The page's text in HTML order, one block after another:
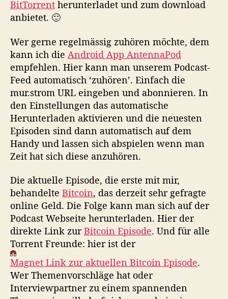
BitTorrent herunterladet und zum download
anbietet. 🙂
Wer gerne regelmässig zuhören möchte, dem
kann ich die Android App AntennaPod
empfehlen. Hier kann man unserem Podcast-
Feed automatisch ‘zuhören’. Einfach die
mur.strom URL eingeben und abonnieren. In
den Einstellungen das automatische
Herunterladen aktivieren und die neuesten
Episoden sind dann automatisch auf dem
Handy und lassen sich abspielen wenn man
Zeit hat sich diese anzuhören.
Die aktuelle Episode, die erste mit mir,
behandelte Bitcoin, das derzeit sehr gefragte
online Geld. Die Folge kann man sich auf der
Podcast Webseite herunterladen. Hier der
direkte Link zurBitcoin Episode. Und für alle
Torrent Freunde: hier ist der
Magnet Link zur aktuellen Bitcoin Episode.
Wer Themenvorschläge hat oder
Interviewpartner zu einem spannenden